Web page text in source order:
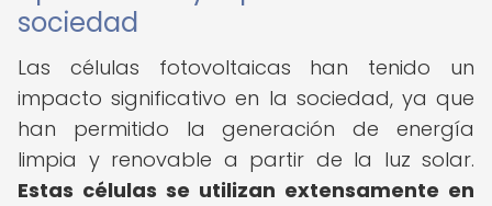
sociedad
Las células fotovoltaicas han tenido un
impacto significativo en la sociedad, ya que
han permitido la generación de energía
limpia y renovable a partir de la luz solar.
Estas células se utilizan extensamente en